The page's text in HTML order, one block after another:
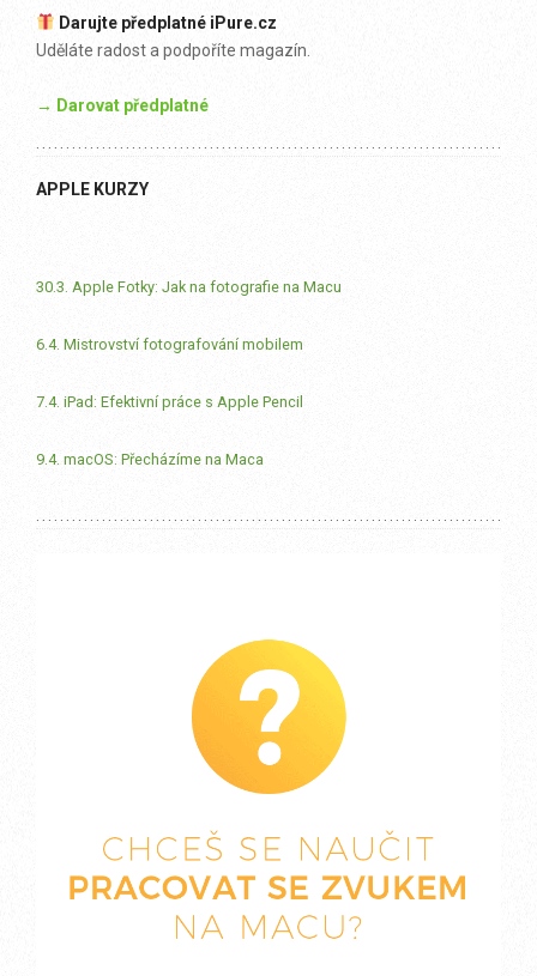
Darujte předplatné iPure.cz
Uděláte radost a podpoříte magazín.
→ Darovat předplatné
APPLE KURZY
30.3. Apple Fotky: Jak na fotografie na Macu
6.4. Mistrovství fotografování mobilem
7.4. iPad: Efektivní práce s Apple Pencil
9.4. macOS: Přecházíme na Maca